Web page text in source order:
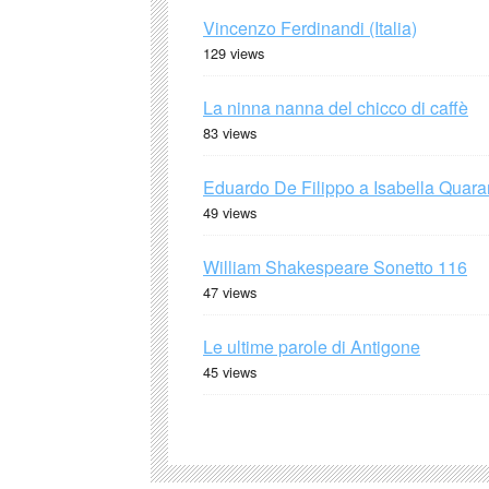
Vincenzo Ferdinandi (Italia)
129 views
La ninna nanna del chicco di caffè
83 views
Eduardo De Filippo a Isabella
49 views
William Shakespeare Sonetto 116
47 views
Le ultime parole di Antigone
45 views